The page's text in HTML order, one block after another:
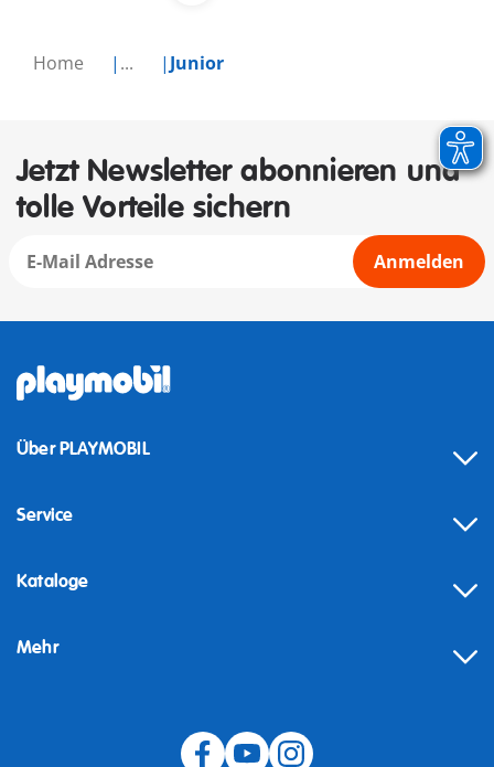
Home ... Junior
Jetzt Newsletter abonnieren und
tolle Vorteile sichern
Anmelden
Über PLAYMOBIL
Service
Kataloge
Mehr